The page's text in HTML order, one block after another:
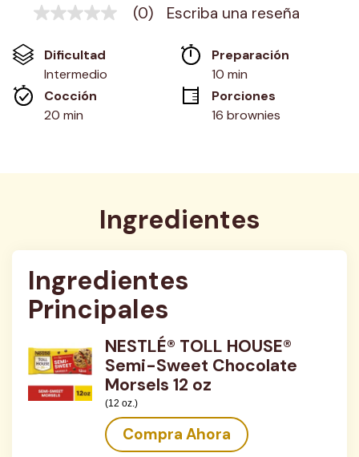
Sin
en
misma
página.
(0) Escriba una reseña
Dificultad
Intermedio
Preparación
10 min
Cocción
20 min
Porciones
16 brownies
Ingredientes
Ingredientes
Principales
NESTLÉ® TOLL HOUSE®
Semi-Sweet Chocolate
Morsels 12 oz
(12 oz.)
Compra Ahora